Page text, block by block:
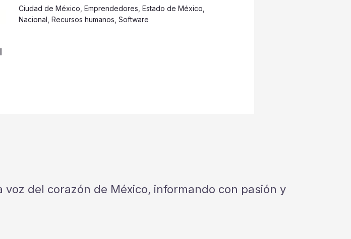
Ciudad de México Emprendedores Estado de México
Nacional Recursos humanos Software
voz del corazón de México, informando con pasión y